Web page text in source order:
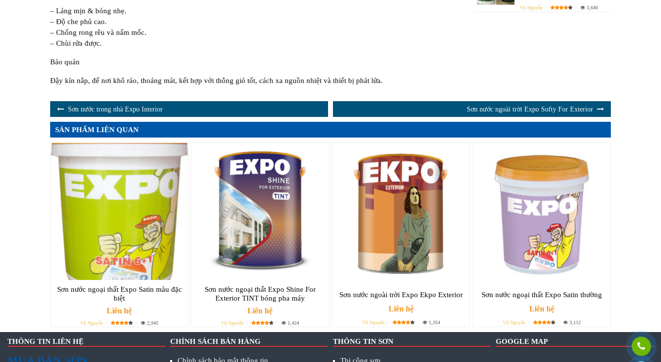
– Láng mịn & bóng nhẹ.
– Độ che phủ cao.
– Chống rong rêu và nấm mốc.
– Chùi rửa được.
Bảo quản
Đậy kín nắp, để nơi khô ráo, thoáng mát, kết hợp với thông gió tốt, cách xa nguồn nhiệt và thiết bị phát lửa.
Vũ Nguyễn 3,640
Sơn nước trong nhà Expo Interior Sơn nước ngoài trời Expo Softy For Exterior
SẢN PHẨM LIÊN QUAN
Sơn nước ngoại thất Expo Satin màu đặc
biệt
Liên hệ
Vũ Nguyễn 2,945
Sơn nước ngoại thất Expo Shine For
Exterior TINT bóng pha máy
Liên hệ
Vũ Nguyễn 1,424
Sơn nước ngoài trời Expo Ekpo Exterior
Liên hệ
Vũ Nguyễn 1,354
Sơn nước ngoại thất Expo Satin thường
Liên hệ
Vũ Nguyễn 3,112
THÔNG TIN LIÊN HỆ CHÍNH SÁCH BÁN HÀNG THÔNG TIN SƠN GOOGLE MAP